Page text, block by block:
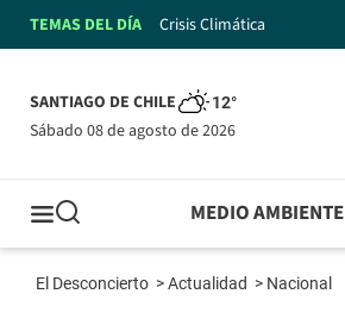
TEMAS DEL DÍA Crisis Climática
SANTIAGO DE CHILE 12°
sábado 08 de agosto de 2026
MEDIO AMBIENTE
El Desconcierto >Actualidad > Nacional